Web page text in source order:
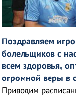
Поздравляем
болельщиков с
всем здоровья,
огромной веры в
Приводим